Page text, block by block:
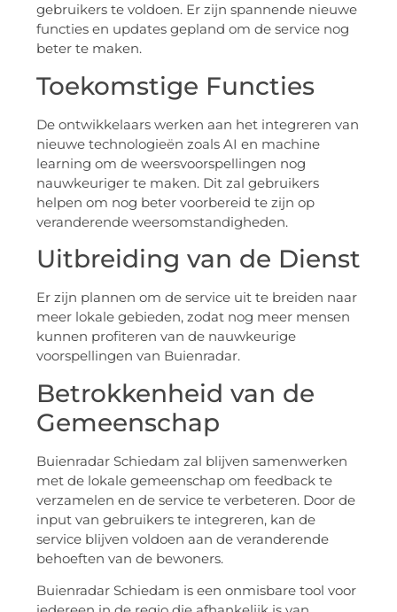
gebruikers te voldoen. Er zijn spannende nieuwe
functies en updates gepland om de service nog
beter te maken.
Toekomstige Functies
De ontwikkelaars werken aan het integreren van
nieuwe technologieën zoals AI en machine
learning om de weersvoorspellingen nog
nauwkeuriger te maken. Dit zal gebruikers
helpen om nog beter voorbereid te zijn op
veranderende weersomstandigheden.
Uitbreiding van de Dienst
Er zijn plannen om de service uit te breiden naar
meer lokale gebieden, zodat nog meer mensen
kunnen profiteren van de nauwkeurige
voorspellingen van Buienradar.
Betrokkenheid van de
Gemeenschap
Buienradar Schiedam zal blijven samenwerken
met de lokale gemeenschap om feedback te
verzamelen en de service te verbeteren. Door de
input van gebruikers te integreren, kan de
service blijven voldoen aan de veranderende
behoeften van de bewoners.
Buienradar Schiedam is een onmisbare tool voor